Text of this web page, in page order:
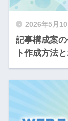
2026年5月10
記事構成案
ト作成方法